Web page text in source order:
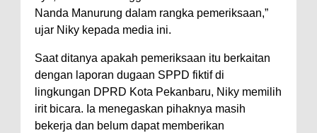
Nanda Manurung dalam rangka pemeriksaan,”
ujar Niky kepada media ini.
Saat ditanya apakah pemeriksaan itu berkaitan
dengan laporan dugaan SPPD fiktif di
lingkungan DPRD Kota Pekanbaru, Niky memilih
irit bicara. Ia menegaskan pihaknya masih
bekerja dan belum dapat memberikan